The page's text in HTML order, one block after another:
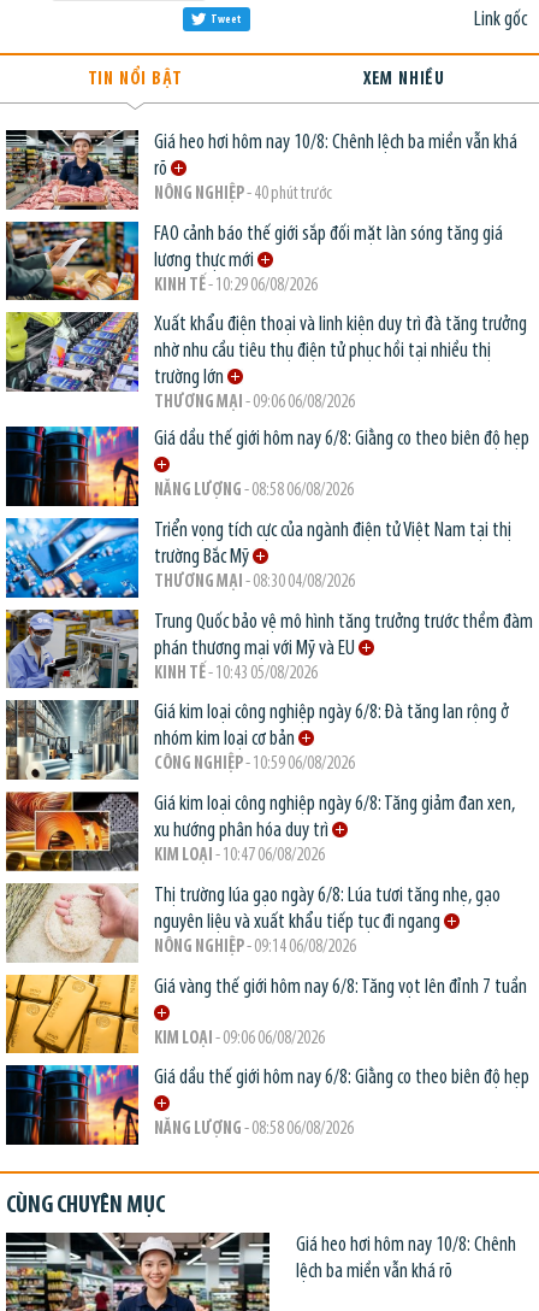
Link gốc
Tweet
TIN NỔI BẬT XEM NHIỀU
Giá heo hơi hôm nay 10/8: Chênh lệch ba miền vẫn khá
rõ
NÔNG NGHIỆP- 40 phút trước
FAO cảnh báo thế giới sắp đối mặt làn sóng tăng giá
lương thực mới
KINH TẾ- 10:29 06/08/2026
Xuất khẩu điện thoại và linh kiện duy trì đà tăng trưởng
nhờ nhu cầu tiêu thụ điện tử phục hồi tại nhiều thị
trường lớn
THƯƠNG MẠI - 09:06 06/08/2026
Giá dầu thế giới hôm nay 6/8: Giằng co theo biên độ hẹp
NĂNG LƯỢNG - 08:58 06/08/2026
Triển vọng tích cực của ngành điện tử Việt Nam tại thị
trường Bắc Mỹ
THƯƠNG MẠI - 08:30 04/08/2026
Trung Quốc bảo vệ mô hình tăng trưởng trước thềm đàm
phán thương mại với Mỹ và EU
KINH TẾ- 10:43 05/08/2026
Giá kim loại công nghiệp ngày 6/8: Đà tăng lan rộng ở
nhóm kim loại cơ bản
CÔNG NGHIỆP- 10:59 06/08/2026
Giá kim loại công nghiệp ngày 6/8: Tăng giảm đan xen,
xu hướng phân hóa duy trì
KIM LOẠI - 10:47 06/08/2026
Thị trường lúa gạo ngày 6/8: Lúa tươi tăng nhẹ, gạo
nguyên liệu và xuất khẩu tiếp tục đi ngang
NÔNG NGHIỆP- 09:14 06/08/2026
Giá vàng thế giới hôm nay 6/8: Tăng vọt lên đỉnh 7 tuần
KIM LOẠI - 09:06 06/08/2026
Giá dầu thế giới hôm nay 6/8: Giằng co theo biên độ hẹp
NĂNG LƯỢNG - 08:58 06/08/2026
CÙNG CHUYÊN MỤC
Giá heo hơi hôm nay 10/8: Chênh
lệch ba miền vẫn khá rõ